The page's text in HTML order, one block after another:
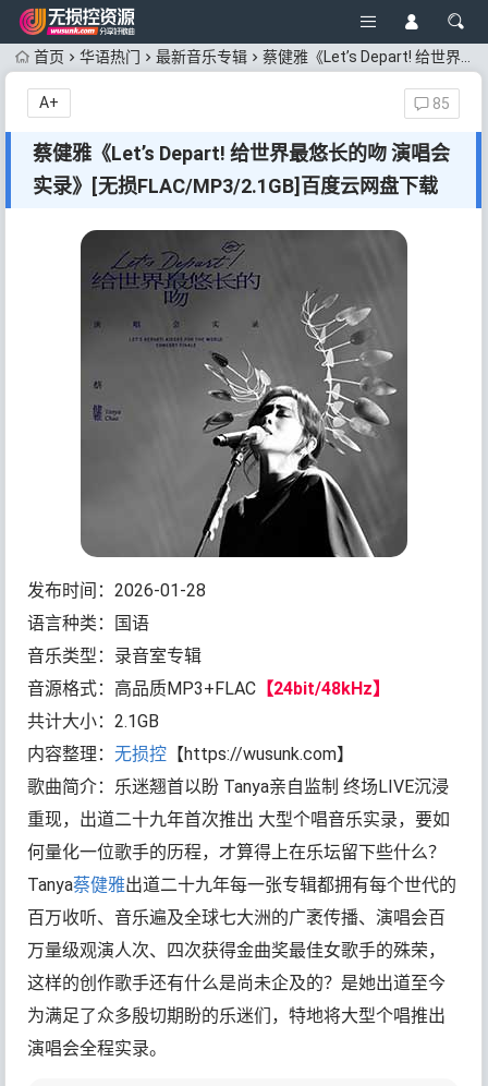
首页 华语热门 最新音乐专辑 蔡健雅《Let’s Depart! 给世界最悠长的吻 演唱会实录》[无损FLAC/MP3/2.1GB]百度云网盘下载
蔡健雅《Let’s Depart! 给世界最悠长的吻 演唱会
实录》[无损FLAC/MP3/2.1GB]百度云网盘下载
85
A+
发布时间：2026-01-28
语言种类：国语
音乐类型：录音室专辑
音源格式：高品质MP3+FLAC 【24bit/48kHz】
共计大小：2.1GB
内容整理：无损控 【https://wusunk.com】
歌曲简介：乐迷翘首以盼 Tanya亲自监制 终场LIVE沉浸
重现，出道二十九年首次推出 大型个唱音乐实录，要如
何量化一位歌手的历程，才算得上在乐坛留下些什么？
Tanya蔡健雅出道二十九年每一张专辑都拥有每个世代的
百万收听、音乐遍及全球七大洲的广袤传播、演唱会百
万量级观演人次、四次获得金曲奖最佳女歌手的殊荣，
这样的创作歌手还有什么是尚未企及的？是她出道至今
为满足了众多殷切期盼的乐迷们，特地将大型个唱推出
演唱会全程实录。